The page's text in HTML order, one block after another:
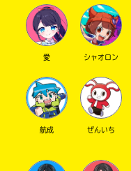
愛 シャオロン
航成 ぜんいち